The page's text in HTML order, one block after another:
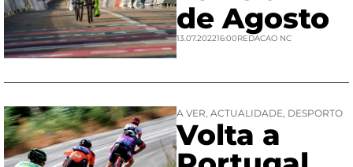
de Agosto
13.07.202216:00REDACAO NC
A VER, ACTUALIDADE, DESPORTO
Volta a